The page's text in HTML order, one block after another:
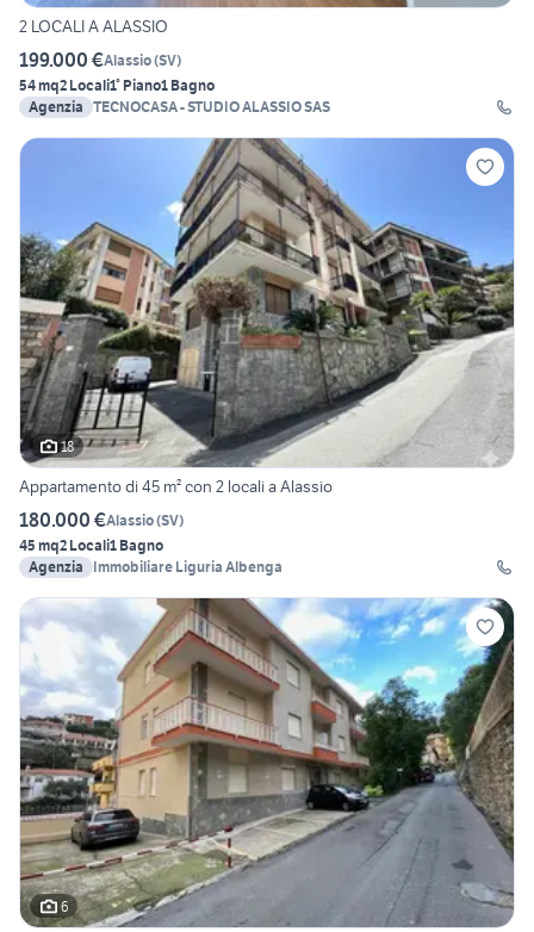
2 LOCALI A ALASSIO
199.000 €Alassio(SV)
54 mq2 Locali1° Piano1 Bagno
Agenzia TECNOCASA - STUDIO ALASSIO SAS
18
Appartamento di 45 m² con 2 locali a Alassio
180.000 €Alassio(SV)
45 mq2 Locali1 Bagno
Agenzia
Immobiliare Liguria Albenga
6